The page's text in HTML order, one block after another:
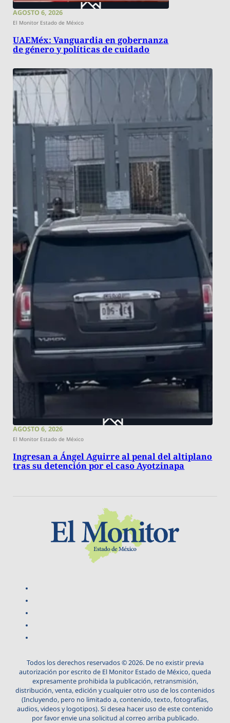
AGOSTO 6, 2026
El Monitor Estado de México
UAEMéx: Vanguardia en gobernanza
de género y políticas de cuidado
AGOSTO 6, 2026
El Monitor Estado de México
Ingresan a Ángel Aguirre al penal del altiplano
tras su detención por el caso Ayotzinapa
Todos los derechos reservados © 2026. De no existir previa
autorización por escrito de El Monitor Estado de México, queda
expresamente prohibida la publicación, retransmisión,
distribución, venta, edición y cualquier otro uso de los contenidos
(Incluyendo, pero no limitado a, contenido, texto, fotografías,
audios, videos y logotipos). Si desea hacer uso de este contenido
por favor envie una solicitud al correo arriba publicado.